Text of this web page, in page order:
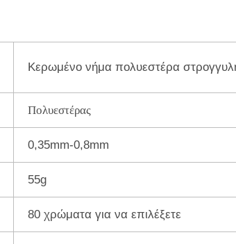
Κερωμένο νήμα πολυεστέρα
Πολυεστέρας
0,35mm-0,8mm
55g
80 χρώματα για να επιλέξετε